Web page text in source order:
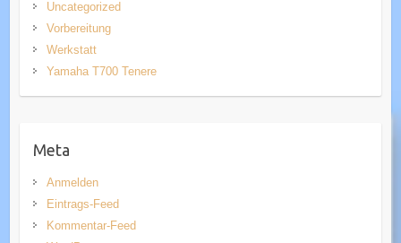
Uncategorized
Vorbereitung
Werkstatt
Yamaha T700 Tenere
Meta
Anmelden
Eintrags-Feed
Kommentar-Feed